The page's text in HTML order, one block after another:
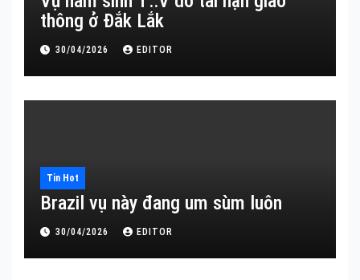
thông ở Đắk Lắk
30/04/2026 EDITOR
Tin Hot
Brazil vụ này đang um sùm luôn
30/04/2026 EDITOR